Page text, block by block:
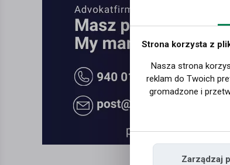
Strona korzysta z
Nasza strona
reklam do Twoich
gromadzone i
Zarządzaj